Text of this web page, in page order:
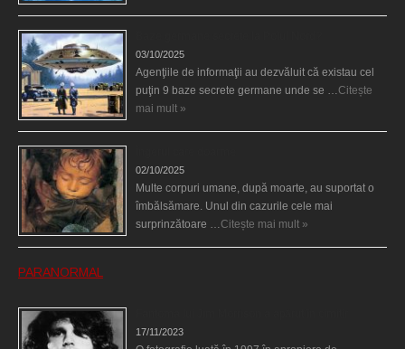
03/10/2025
Agenţiile de informaţii au dezvăluit că existau cel
puţin 9 baze secrete germane unde se … Citește
mai mult »
02/10/2025
Multe corpuri umane, după moarte, au suportat o
îmbălsămare. Unul din cazurile cele mai
surprinzătoare … Citește mai mult »
PARANORMAL
17/11/2023